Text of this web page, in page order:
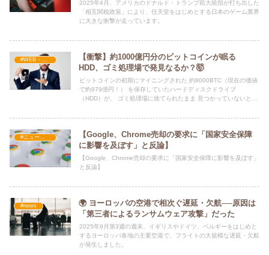
2025年4月、アメリカのドナルド・トランプ前大統領が打ち出した
「相互関税政策」により、任天堂をはじめとする日本のゲーム業界
に大きな衝撃が走っています。
#WEB・プログラム・SEO
【衝撃】約1000億円分のビットコインが眠る
HDD、ゴミ処理場で発見なるか？🤯
ビットコインの初期にマイニングされた 約8000BTC（現在の価値
で約979億円！） を保存していたハードディスクドライブ
（HDD）が、 ゴミ処理場に捨てられたまま 見つかっていないとい
#ニュース・社会・コラム
【Google、Chrome売却の要求に「国家安全保障
に影響を及ぼす」と反論】
【Google、Chrome売却の要求に「国家安全保障に影響を及ぼす」
と反論】
#news
🌍 ヨーロッパの空港で相次ぐ遅延・欠航──原因は
「第三者によるランサムウェア攻撃」だった
2025年9月第3週の週末、イギリスやドイツ、ベルギーをはじめと
するヨーロッパ各地の主要空港で、フライトの大規模な遅延・欠航
が発生しました。